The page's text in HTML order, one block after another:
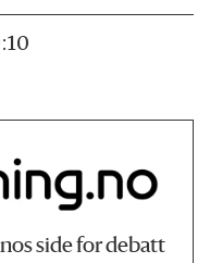
side for debatt